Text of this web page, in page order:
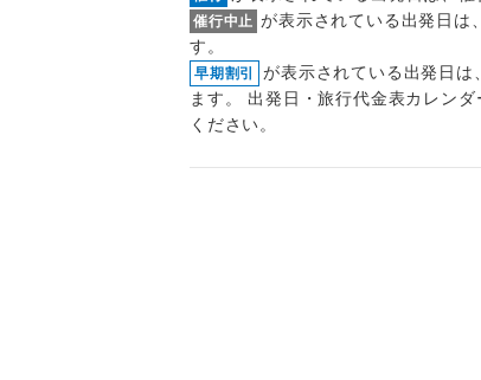
催行中止 が表示されている出発日は
す。
早期割引
が表示されている出発日は
ます。 出発日・旅行代金表カレン
ください。
1